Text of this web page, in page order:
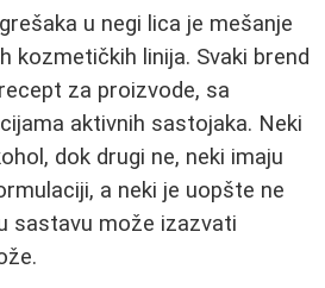
u negi lica je mešanje
kozmetičkih linija. Svaki brend
za proizvode, sa
aktivnih sastojaka. Neki
dok drugi ne, neki imaju
a neki je uopšte ne
sastavu može izazvati